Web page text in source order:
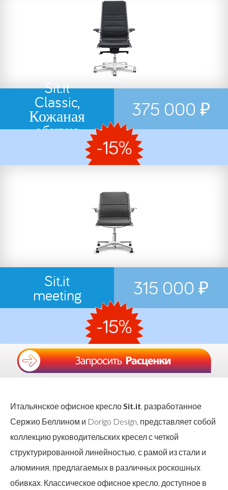
Sit.it
Classic,
Кожаная
обивка
375 000 ₽
Sit.it
meeting 315 000 ₽
Итальянское офисное кресло Sit.it , разработанное
Сержио Беллином и Dorigo Design, представляет собой
коллекцию руководительских кресел с четкой
структурированной линейностью, с рамой из стали и
алюминия, предлагаемых в различных роскошных
обивках. Классическое офисное кресло, доступное в